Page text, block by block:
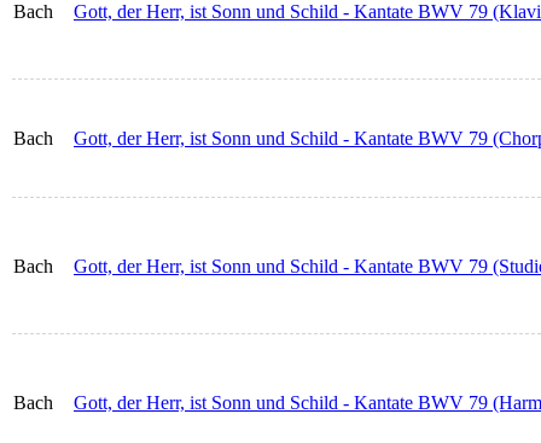
Bach Gott, der Herr, ist Sonn und Schild - Kantate BWV 79
Bach Gott, der Herr, ist Sonn und Schild - Kantate BWV 79
Bach Gott, der Herr, ist Sonn und Schild - Kantate BWV 79
Bach Gott, der Herr, ist Sonn und Schild - Kantate BWV 79